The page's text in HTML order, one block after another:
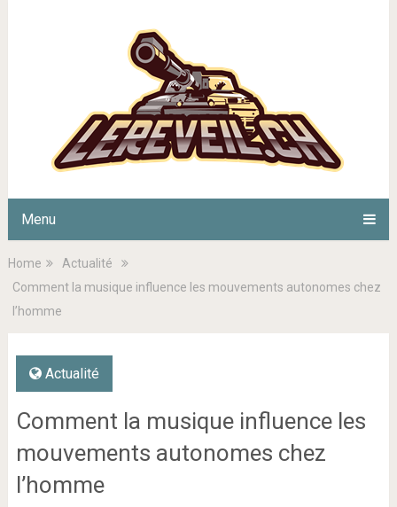
Menu
Home
Actualité
Comment la musique influence les mouvements autonomes chez
l’homme
Actualité
Comment la musique influence les
mouvements autonomes chez
l’homme